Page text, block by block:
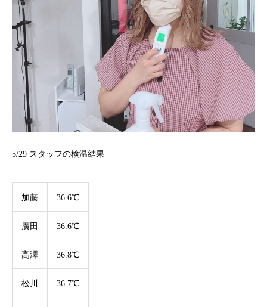
5/29 スタッフの検温結果
加藤 36.6℃
廣田 36.6℃
高澤 36.8℃
松川 36.7℃